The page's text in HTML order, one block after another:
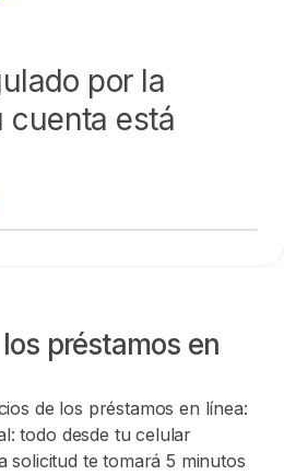
por la
cuenta está
préstamos en
de los préstamos en línea:
todo desde tu celular
solicitud te tomará 5 minutos